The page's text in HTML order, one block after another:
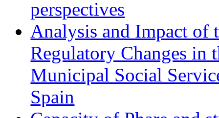
perspectives
Analysis and Impact of
Regulatory Changes in
Municipal Social
Spain